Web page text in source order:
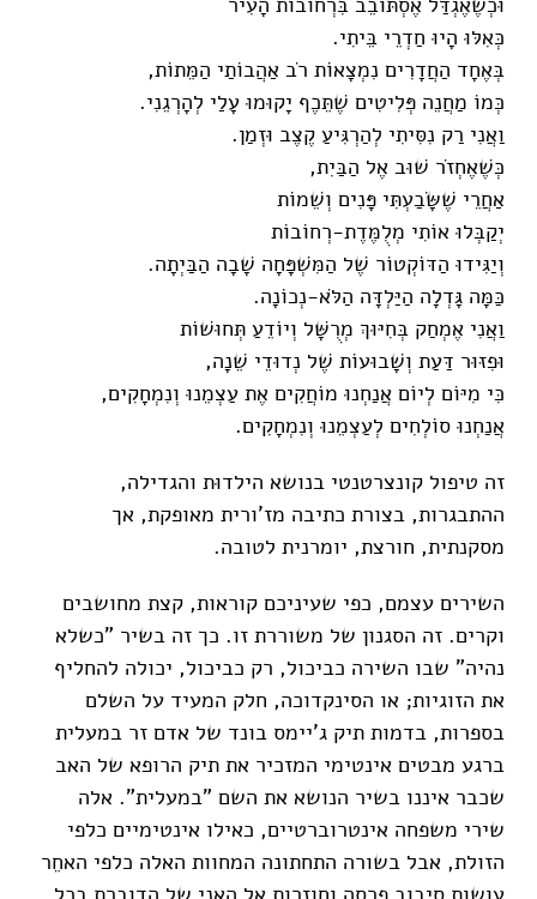
כְּאִלּוּ הָיוּ חַדְרֵי בֵּיתִי.
בְּאֶחָד הַחֲדָרִים נִמְצָאוֹת רֹב אַהֲבוֹתַי הַמֵּתוֹת,
כְּמוֹ מַחֲנֵה פְּלִיטִים שֶׁתֵּכֶף יָקוּמוּ עָלַי לְהָרְגֵנִי.
וַאֲנִי רַק נִסִּיתִי לְהַרְגִּיעַ קֶצֶב וּזְמַן.
כְּשֶׁאֶחְזֹר שׁוּב אֶל הַבַּיִת,
אַחֲרֵי שֶׁשָּׂבַעְתִּי פָּנִים וְשֵׁמוֹת
יְקַבְּלוּ אוֹתִי מְלֻמֶּדֶת-רְחוֹבוֹת
וְיַגִּידוּ הַדּוֹקְטוֹר שֶׁל הַמִּשְׁפָּחָה שָׁבָה הַבַּיְתָה.
כַּמָּה גָּדְלָה הַיַּלְדָּה הַלֹּא-נְכוֹנָה.
וַאֲנִי אֶמְחַק בְּחִיּוּךְ מְרֻשָּׁל וְיוֹדֵעַ תְּחוּשׁוֹת
וּפִזּוּר דַּעַת וְשָׁבוּעוֹת שֶׁל נְדוּדֵי שֵׁנָה,
כִּי מִיּוֹם לְיוֹם אֲנַחְנוּ מוֹחֲקִים אֶת עַצְמֵנוּ וְנִמְחָקִים,
אֲנַחְנוּ סוֹלְחִים לְעַצְמֵנוּ וְנִמְחָקִים.
זה טיפול קונצרטנטי בנושא הילדוּת והגדילה,
ההתבגרות, בצורת כתיבה מז'ורית מאופקת, אך
מסקנתית, חורצת, יומרנית לטובה.
השירים עצמם, כפי שעיניכם קוראות, קצת מחושבים
וקרים. זה הסגנון של משוררת זו. כך זה בשיר "כשלא
נהיה" שבו השירה כביכול, רק כביכול, יכולה להחליף
את הזוגיות; או הסינקדוכה, חלק המעיד על השלם
בספרות, בדמות תיק ג'יימס בונד של אדם זר במעלית
ברגע מבטים אינטימי המזכיר את תיק הרופא של האב
שכבר איננו בשיר הנושא את השם "במעלית". אלה
שירי משפחה אינטרוברטיים, כאילו אינטימיים כלפי
הזולת, אבל בשורה התחתונה המחוות האלה כלפי האחֵר